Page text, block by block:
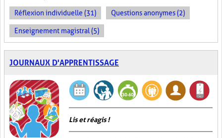
Réflexion individuelle (31) Questions anonymes (2)
Enseignement magistral (5)
JOURNAUX D'APPRENTISSAGE
Lis et réagis !